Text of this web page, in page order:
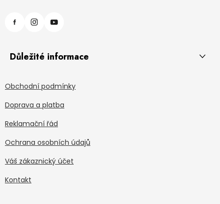
Důležité informace
Obchodní podmínky
Doprava a platba
Reklamační řád
Ochrana osobních údajů
Váš zákaznický účet
Kontakt